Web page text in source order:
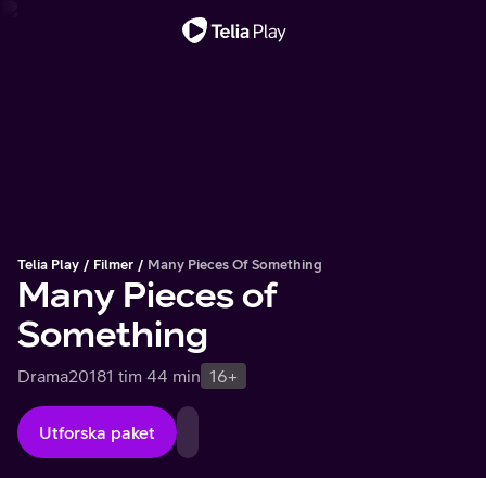
Telia Play Filmer Many Pieces Of Something
Many Pieces of
Something
Drama20181 tim 44 min 16+
Utforska paket